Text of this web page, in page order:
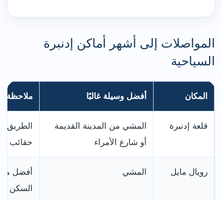
المواصلات إلى أشهر أماكن إدنبرة
السياحية
المكان أفضل وسيلة غالبًا ملاحظة
قلعة إدنبرة
المشي من المدينة القديمة
أو شارع الأمراء
الطريق
حقائب
رويال مايل المشي
أفضل
السكن